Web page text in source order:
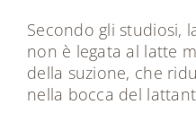
Secondo gli studiosi,
non è legata al latte
della suzione, che
nella bocca del